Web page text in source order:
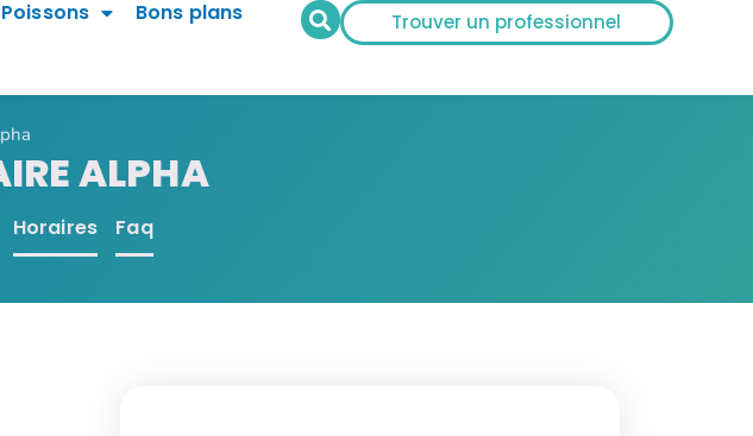
Poissons Bons plans Trouver un professionnel
ALPHA
Horaires Faq